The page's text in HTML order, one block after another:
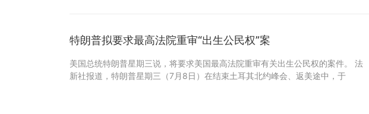
特朗普拟要求最高法院重审“出生公民权”案
美国总统特朗普星期三说，将要求美国最高法院重审有关出生公民权的案件。 法
新社报道，特朗普星期三（7月8日）在结束土耳其北约峰会、返美途中，于